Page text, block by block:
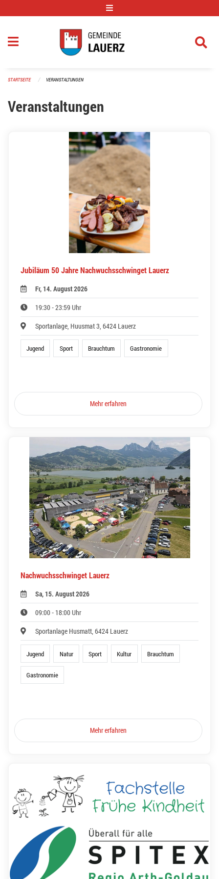
STARTSEITE VERANSTALTUNGEN
Veranstaltungen
Jubiläum 50 Jahre Nachwuchsschwinget Lauerz
Fr, 14. August 2026
19:30 - 23:59 Uhr
Sportanlage, Huusmat 3, 6424 Lauerz
Jugend Sport Brauchtum Gastronomie
Mehr erfahren
Nachwuchsschwinget Lauerz
Sa, 15. August 2026
09:00 - 18:00 Uhr
Sportanlage Husmatt, 6424 Lauerz
Jugend Natur Sport Kultur Brauchtum
Gastronomie
Mehr erfahren